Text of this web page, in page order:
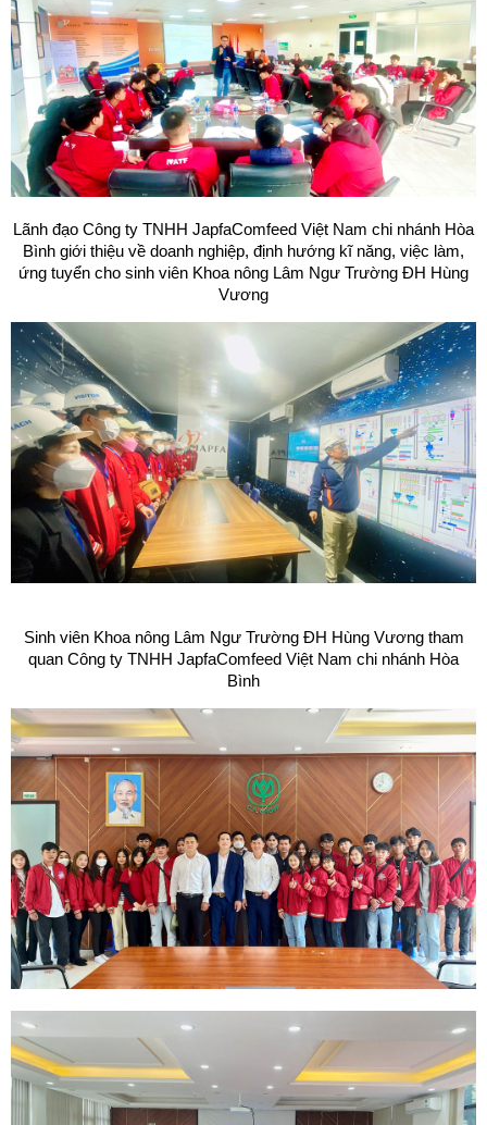
Lãnh đạo Công ty TNHH JapfaComfeed Việt Nam chi nhánh Hòa
Bình giới thiệu về doanh nghiệp, định hướng kĩ năng, việc làm,
ứng tuyển cho sinh viên Khoa nông Lâm Ngư Trường ĐH Hùng
Vương
Sinh viên Khoa nông Lâm Ngư Trường ĐH Hùng Vương tham
quan Công ty TNHH JapfaComfeed Việt Nam chi nhánh Hòa
Bình